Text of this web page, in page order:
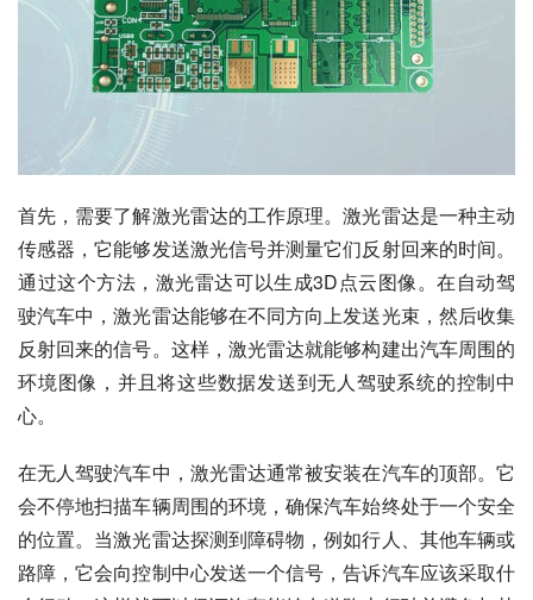
首先，需要了解激光雷达的工作原理。激光雷达是一种主动
传感器，它能够发送激光信号并测量它们反射回来的时间。
通过这个方法，激光雷达可以生成3D点云图像。在自动驾
驶汽车中，激光雷达能够在不同方向上发送光束，然后收集
反射回来的信号。这样，激光雷达就能够构建出汽车周围的
环境图像，并且将这些数据发送到无人驾驶系统的控制中
心。
在无人驾驶汽车中，激光雷达通常被安装在汽车的顶部。它
会不停地扫描车辆周围的环境，确保汽车始终处于一个安全
的位置。当激光雷达探测到障碍物，例如行人、其他车辆或
路障，它会向控制中心发送一个信号，告诉汽车应该采取什